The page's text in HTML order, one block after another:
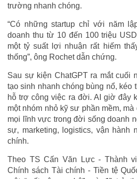
trường nhanh chóng.
“Có những startup chỉ với năm
doanh thu từ 10 đến 100 triệu
một tỷ suất lợi nhuận rất hiếm
thống”, ông Rochet dẫn chứng.
Sau sự kiện ChatGPT ra mắt cuối
tạo sinh nhanh chóng bùng nổ, kéo
hỗ trợ công việc ra đời. AI giờ đây
một nhóm nhỏ kỹ sư phần mềm,
mọi lĩnh vực trong đời sống doanh
sự, marketing, logistics, vận hành
chính.
Theo TS Cấn Văn Lực - Thành
Chính sách Tài chính - Tiền tệ